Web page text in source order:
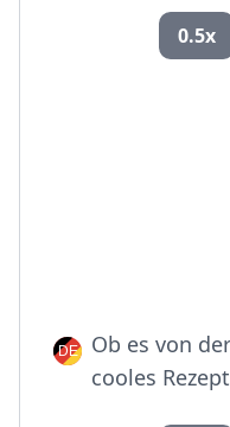
0.5x
Ob es von
cooles